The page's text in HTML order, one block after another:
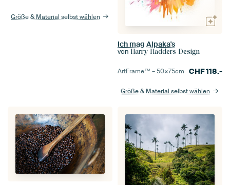
Größe & Material selbst wählen
Ich mag Alpaka's
von Harry Hadders Design
ArtFrame™ –50×75cm CHF118.-
Größe & Material selbst wählen